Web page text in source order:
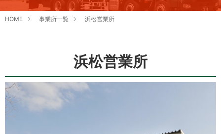
HOME 事業所一覧 浜松営業所
浜松営業所